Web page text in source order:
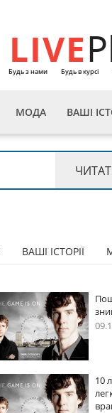
LIVE
Будь з нами Будь в курсі
МОДА ВАШІ
ВАШІ ІСТОРІЇ
зникне
10
легко
вранці